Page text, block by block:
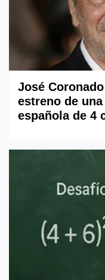
José
estreno de
española de 4